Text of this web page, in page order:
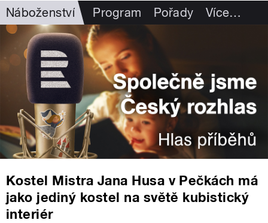
Náboženství Program Pořady Více…
Kostel Mistra Jana Husa v Pečkách má
jako jediný kostel na světě kubistický
interiér